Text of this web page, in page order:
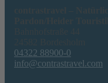
04322 88900-0
info@contrastravel.com